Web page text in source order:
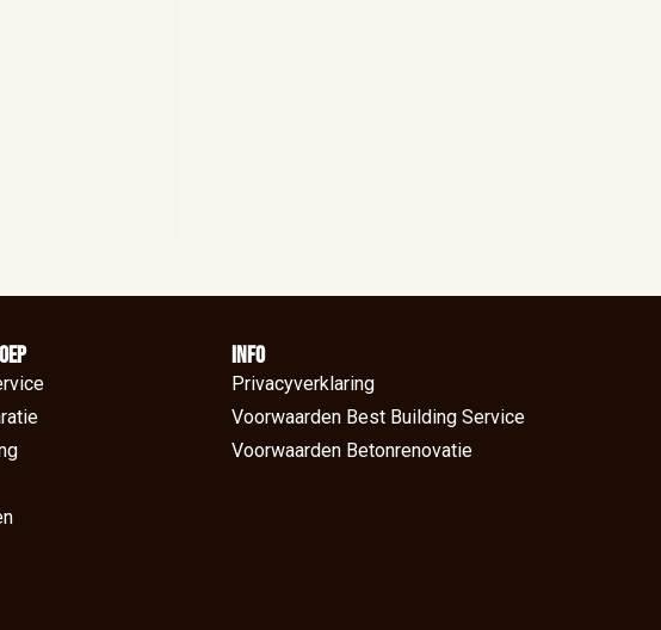
Info
Privacyverklaring
Voorwaarden Best Building Service
Voorwaarden Betonrenovatie